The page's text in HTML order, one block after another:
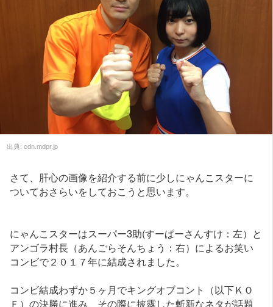
出典: cdn.mdpr.jp
さて、肝心の画像を紹介する前に少しにゃんこスターに
ついておさらいをしておこうと思います。
にゃんこスターはスーパー3助(すーぱーさんすけ：左）と
アンゴラ村長（あんごらそんちょう：右）によるお笑い
コンビで２０１７年に結成されました。
コンビ結成わずか５ヶ月でキングオブコント（以下ＫＯ
Ｆ）の決勝に進み、その際に披露した斬新なネタが話題